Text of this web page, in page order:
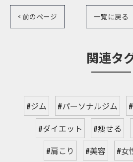
< 前のページ 一覧に戻る
関連タ
#ジム #パーソナルジム
#ダイエット
#痩せる
#肩こり
#美容 #女